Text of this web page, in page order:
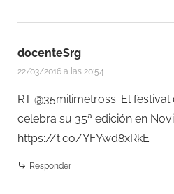
docenteSrg
22/03/2016 a las 20:54
RT @35milimetross: El
celebra su 35ª edición en
https://t.co/YFYwd8xRkE
Responder